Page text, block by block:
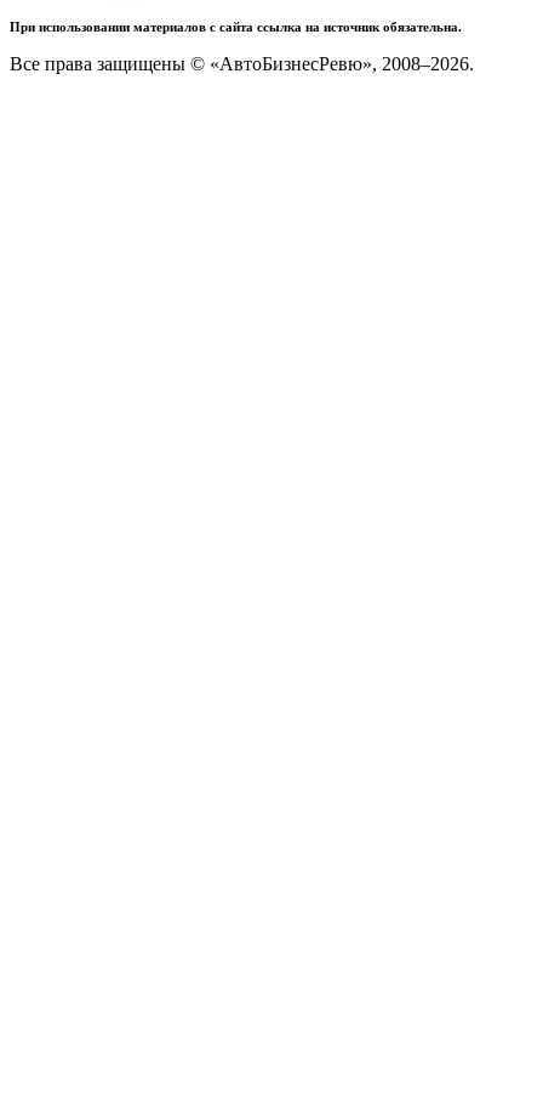
При использовании материалов с сайта ссылка на источник обязательна.
Все права защищены © «АвтоБизнесРевю», 2008–2026.